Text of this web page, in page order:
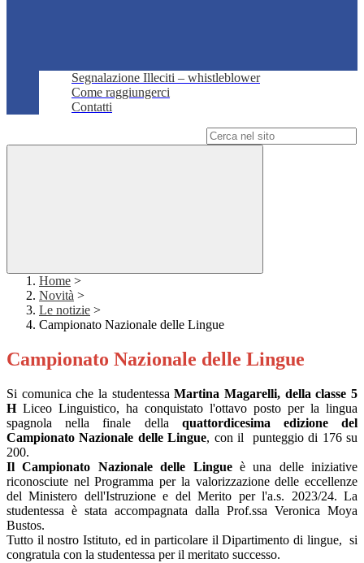
Segnalazione Illeciti – whistleblower
Come raggiungerci
Contatti
Home >
Novità >
Le notizie >
Campionato Nazionale delle Lingue
Campionato Nazionale delle Lingue
Si comunica che la studentessaMartina Magarelli, della classe 5
HLiceo Linguistico, ha conquistato l'ottavo posto per la lingua
spagnola nella finale della quattordicesima edizione del
Campionato Nazionale delle Lingue, con il punteggio di 176 su
200.
Il Campionato Nazionale delle Lingueè una delle iniziative
riconosciute nel Programma per la valorizzazione delle eccellenze
del Ministero dell'Istruzione e del Merito per l'a.s. 2023/24. La
studentessa è stata accompagnata dalla Prof.ssa Veronica Moya
Bustos.
Tutto il nostro Istituto, ed in particolare il Dipartimento di lingue, si
congratula con la studentessa per il meritato successo.